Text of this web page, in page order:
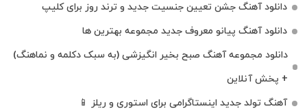
دانلود آهنگ جشن تعیین جنسیت جدید و ترند روز برای کلیپ
دانلود آهنگ پیانو معروف جدید مجموعه بهترین ها
دانلود مجموعه آهنگ صبح بخیر انگیزشی (به سبک دکلمه و نماهنگ)
+ پخش آنلاین
آهنگ تولد جدید اینستاگرامی برای استوری و ریلز 📱